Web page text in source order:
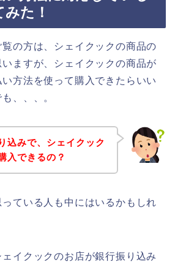
た！
の方は、シェイクックの商品の
ますが、シェイクックの商品が
方法を使って購入できたらいい
、、、。
込みで、シェイクック
入できるの？
ている人も中にはいるかもしれ
イクックのお店が銀行振り込み